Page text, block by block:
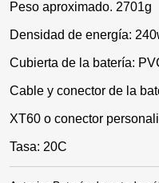
Peso aproximado. 2701g
Densidad de energía:
Cubierta de la batería:
Cable y conector de la
XT60 o conector
Tasa: 20C